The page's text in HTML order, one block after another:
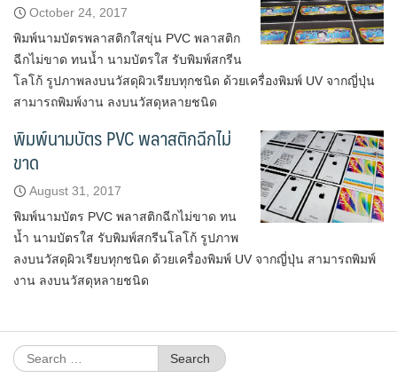
October 24, 2017
พิมพ์นามบัตรพลาสติกใสขุ่น PVC พลาสติก
ฉีกไม่ขาด ทนน้ำ นามบัตรใส รับพิมพ์สกรีน
โลโก้ รูปภาพลงบนวัสดุผิวเรียบทุกชนิด ด้วยเครื่องพิมพ์ UV จากญี่ปุ่น
สามารถพิมพ์งาน ลงบนวัสดุหลายชนิด
พิมพ์นามบัตร PVC พลาสติกฉีกไม่
ขาด
August 31, 2017
พิมพ์นามบัตร PVC พลาสติกฉีกไม่ขาด ทน
น้ำ นามบัตรใส รับพิมพ์สกรีนโลโก้ รูปภาพ
ลงบนวัสดุผิวเรียบทุกชนิด ด้วยเครื่องพิมพ์ UV จากญี่ปุ่น สามารถพิมพ์
งาน ลงบนวัสดุหลายชนิด
Search
for: